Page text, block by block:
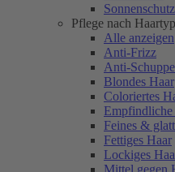
Pflege nach Haartyp
Alle anzeigen
Anti-Frizz
Anti-
Blondes Haar
Coloriertes
Feines &
Fettiges Haar
Lockiges
Mittel gegen